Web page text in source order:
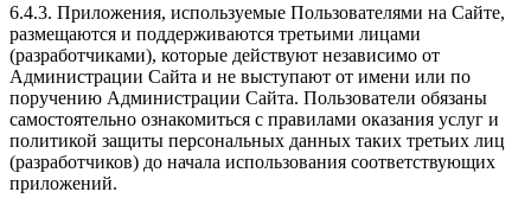
6.4.3. Приложения, используемые Пользователями на Сайте,
размещаются и поддерживаются третьими лицами
(разработчиками), которые действуют независимо от
Администрации Сайта и не выступают от имени или по
поручению Администрации Сайта. Пользователи обязаны
самостоятельно ознакомиться с правилами оказания услуг и
политикой защиты персональных данных таких третьих лиц
(разработчиков) до начала использования соответствующих
приложений.